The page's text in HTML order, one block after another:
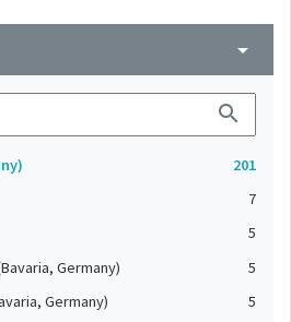
arrow_drop_down
search
201
7
5
Germany)
5
Germany)
5